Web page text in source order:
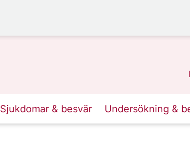
Sjukdomar & besvär Undersökning &